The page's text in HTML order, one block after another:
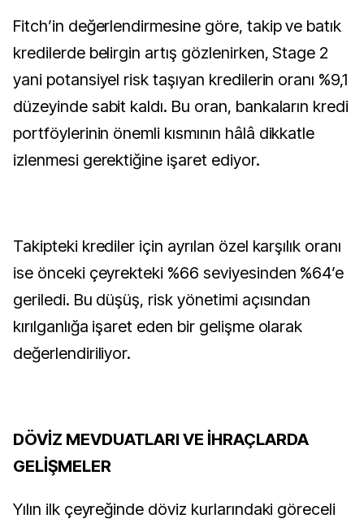
Fitch’in değerlendirmesine göre, takip ve batık
kredilerde belirgin artış gözlenirken, Stage 2
yani potansiyel risk taşıyan kredilerin oranı %9,1
düzeyinde sabit kaldı. Bu oran, bankaların kredi
portföylerinin önemli kısmının hâlâ dikkatle
izlenmesi gerektiğine işaret ediyor.
Takipteki krediler için ayrılan özel karşılık oranı
ise önceki çeyrekteki %66 seviyesinden %64’e
geriledi. Bu düşüş, risk yönetimi açısından
kırılganlığa işaret eden bir gelişme olarak
değerlendiriliyor.
DÖVİZ MEVDUATLARI VE İHRAÇLARDA
GELİŞMELER
Yılın ilk çeyreğinde döviz kurlarındaki göreceli